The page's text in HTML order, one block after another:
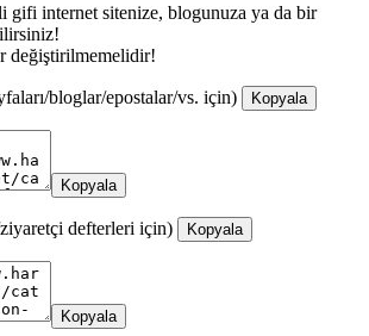
gifi internet sitenize, blogunuza ya da bir
değiştirilmemelidir!
bloglar/epostalar/vs. için) Kopyala
Kopyala
defterleri için) Kopyala
Kopyala